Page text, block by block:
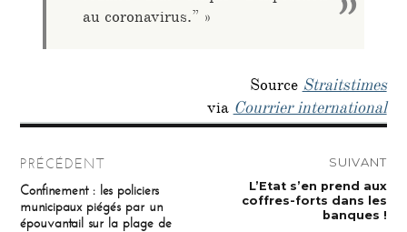
au coronavirus.” »
SourceStraitstimes
viaCourrier international
de
l’article
PRÉCÉDENT
Publication
précédente :
Confinement : les policiers
municipaux piégés par un
épouvantail sur la plage de
SUIVANT
Publication
suivante :
L’Etat s’en prend aux
coffres-forts dans les
banques !